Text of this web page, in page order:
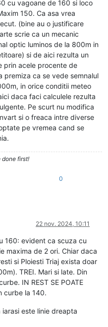
cu vagoane de 160 si loco
150. Ca asa vrea
(bine au o justificare
scrie ca un mecanic
optic luminos de la 800m in
si de aici rezulta un
prin acele procente de
premiza ca se vede semnalul
in orice conditii meteo
daca faci calculele rezulta
Pe scurt nu modifica
si o freaca intre diverse
pe vremea cand se
done first!
0
22 nov. 2024, 10:11
160: evident ca scuza cu
maxima de 2 ori. Chiar daca
si Ploiesti Triaj exista doar
TREI. Mari si late. Din
IN REST SE POATE
curbe la 140.
iarasi este linie dreapta